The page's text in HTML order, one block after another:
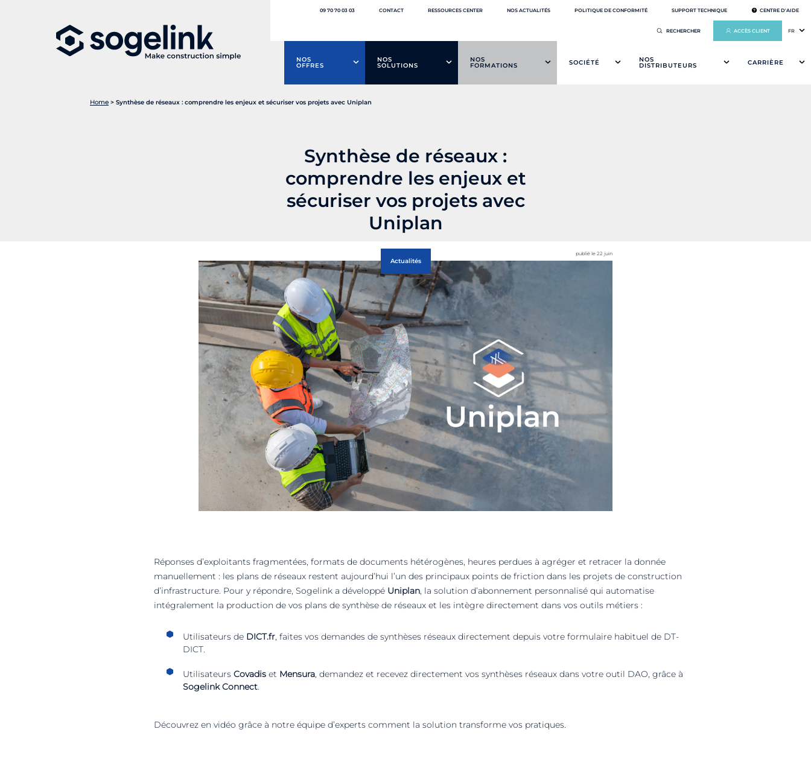
09 70 70 03 03 CONTACT RESSOURCES CENTER NOS ACTUALITÉS POLITIQUE DE CONFORMITÉ SUPPORT TECHNIQUE CENTRE D'AIDE
ACCÈS CLIENT FR
NOS
OFFRES
NOS
SOLUTIONS
NOS
FORMATIONS SOCIÉTÉ NOS
DISTRIBUTEURS CARRIÈRE
Home > Synthèse de réseaux : comprendre les enjeux et sécuriser vos projets avec Uniplan
Synthèse de réseaux :
comprendre les enjeux et
sécuriser vos projets avec
Uniplan
publié le 22 juin
Actualités
Réponses d’exploitants fragmentées, formats de documents hétérogènes, heures perdues à agréger et retracer la donnée
manuellement : les plans de réseaux restent aujourd’hui l’un des principaux points de friction dans les projets de construction
d’infrastructure. Pour y répondre, Sogelink a développé Uniplan, la solution d’abonnement personnalisé qui automatise
intégralement la production de vos plans de synthèse de réseaux et les intègre directement dans vos outils métiers :
Utilisateurs de DICT.fr, faites vos demandes de synthèses réseaux directement depuis votre formulaire habituel de DT-
DICT.
Utilisateurs Covadis et Mensura, demandez et recevez directement vos synthèses réseaux dans votre outil DAO, grâce à
Sogelink Connect.
Découvrez en vidéo grâce à notre équipe d’experts comment la solution transforme vos pratiques.